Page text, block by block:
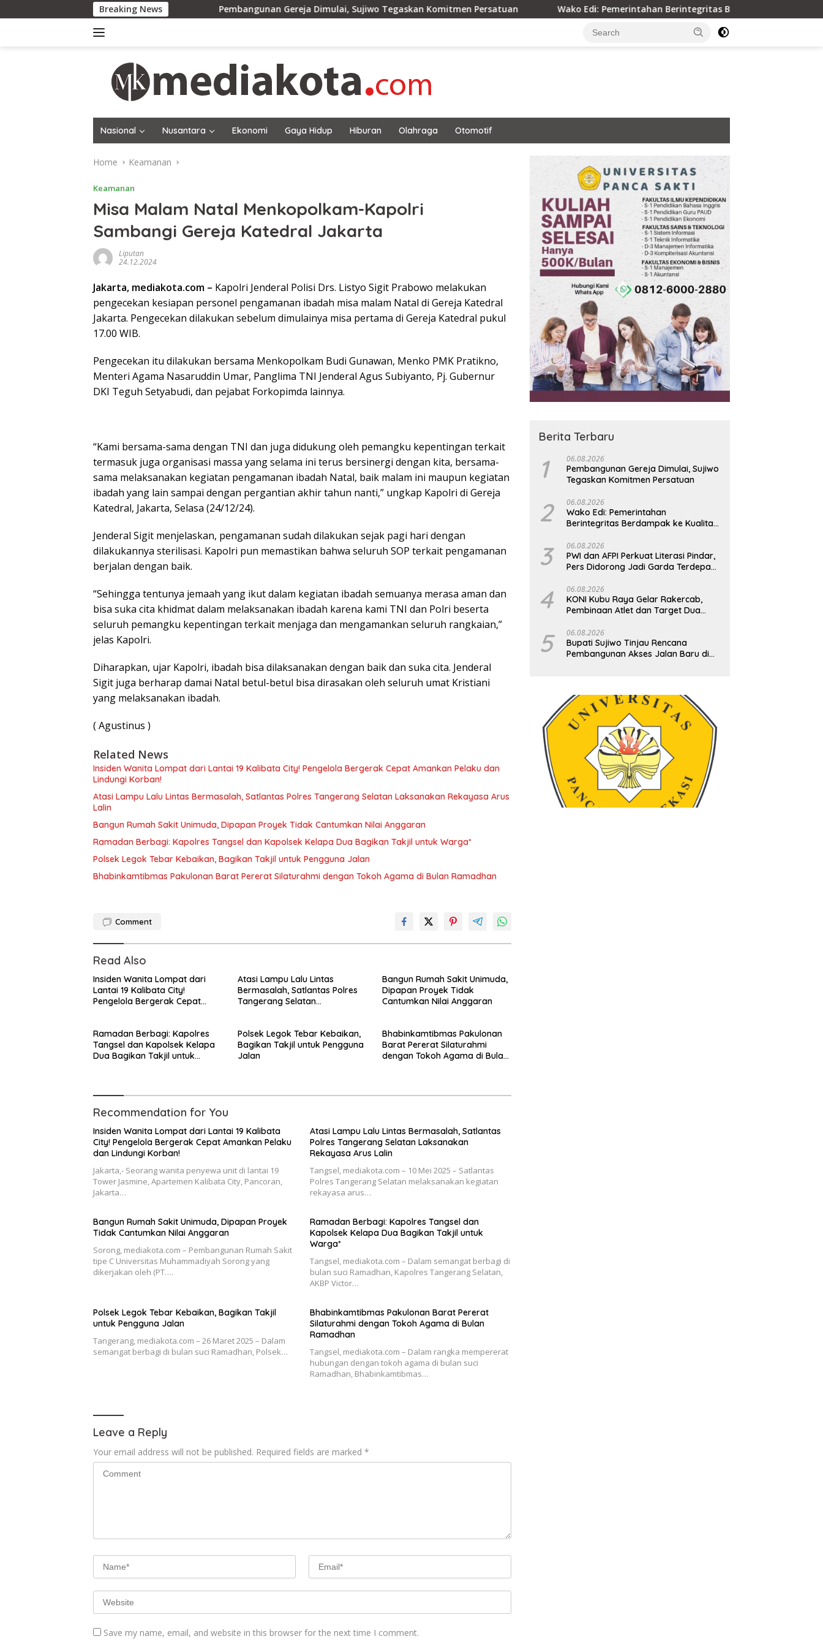
to
Breaking News Pembangunan Gereja Dimulai, Sujiwo Tegaskan Komitmen Persatuan Wako Edi: Pemerintahan Berintegritas Berdampak ke Kualitas Pelayanan
Nasional Nusantara Ekonomi Gaya Hidup Hiburan Olahraga Otomotif
Home Keamanan
Keamanan
Misa Malam Natal Menkopolkam-Kapolri
Sambangi Gereja Katedral Jakarta
Liputan
24.12.2024
Jakarta, mediakota.com – Kapolri Jenderal Polisi Drs. Listyo Sigit Prabowo melakukan
pengecekan kesiapan personel pengamanan ibadah misa malam Natal di Gereja Katedral
Jakarta. Pengecekan dilakukan sebelum dimulainya misa pertama di Gereja Katedral pukul
17.00 WIB.
Pengecekan itu dilakukan bersama Menkopolkam Budi Gunawan, Menko PMK Pratikno,
Menteri Agama Nasaruddin Umar, Panglima TNI Jenderal Agus Subiyanto, Pj. Gubernur
DKI Teguh Setyabudi, dan pejabat Forkopimda lainnya.
“Kami bersama-sama dengan TNI dan juga didukung oleh pemangku kepentingan terkait
termasuk juga organisasi massa yang selama ini terus bersinergi dengan kita, bersama-
sama melaksanakan kegiatan pengamanan ibadah Natal, baik malam ini maupun kegiatan
ibadah yang lain sampai dengan pergantian akhir tahun nanti,” ungkap Kapolri di Gereja
Katedral, Jakarta, Selasa (24/12/24).
Jenderal Sigit menjelaskan, pengamanan sudah dilakukan sejak pagi hari dengan
dilakukannya sterilisasi. Kapolri pun memastikan bahwa seluruh SOP terkait pengamanan
berjalan dengan baik.
“Sehingga tentunya jemaah yang ikut dalam kegiatan ibadah semuanya merasa aman dan
bisa suka cita khidmat dalam melaksanakan ibadah karena kami TNI dan Polri beserta
seluruh pemangku kepentingan terkait menjaga dan mengamankan seluruh rangkaian,”
jelas Kapolri.
Diharapkan, ujar Kapolri, ibadah bisa dilaksanakan dengan baik dan suka cita. Jenderal
Sigit juga berharap damai Natal betul-betul bisa dirasakan oleh seluruh umat Kristiani
yang melaksanakan ibadah.
( Agustinus )
Related News
Insiden Wanita Lompat dari Lantai 19 Kalibata City! Pengelola Bergerak Cepat Amankan Pelaku dan
Lindungi Korban!
Atasi Lampu Lalu Lintas Bermasalah, Satlantas Polres Tangerang Selatan Laksanakan Rekayasa Arus
Lalin
Bangun Rumah Sakit Unimuda, Dipapan Proyek Tidak Cantumkan Nilai Anggaran
Ramadan Berbagi: Kapolres Tangsel dan Kapolsek Kelapa Dua Bagikan Takjil untuk Warga*
Polsek Legok Tebar Kebaikan, Bagikan Takjil untuk Pengguna Jalan
Bhabinkamtibmas Pakulonan Barat Pererat Silaturahmi dengan Tokoh Agama di Bulan Ramadhan
Comment
Read Also
Insiden Wanita Lompat dari
Lantai 19 Kalibata City!
Pengelola Bergerak Cepat
Atasi Lampu Lalu Lintas
Bermasalah, Satlantas Polres
Tangerang Selatan
Bangun Rumah Sakit Unimuda,
Dipapan Proyek Tidak
Cantumkan Nilai Anggaran
Ramadan Berbagi: Kapolres
Tangsel dan Kapolsek Kelapa
Dua Bagikan Takjil untuk
Polsek Legok Tebar Kebaikan,
Bagikan Takjil untuk Pengguna
Jalan
Bhabinkamtibmas Pakulonan
Barat Pererat Silaturahmi
dengan Tokoh Agama di Bulan
Recommendation for You
Insiden Wanita Lompat dari Lantai 19 Kalibata
City! Pengelola Bergerak Cepat Amankan Pelaku
dan Lindungi Korban!
Jakarta,- Seorang wanita penyewa unit di lantai 19
Tower Jasmine, Apartemen Kalibata City, Pancoran,
Jakarta…
Atasi Lampu Lalu Lintas Bermasalah, Satlantas
Polres Tangerang Selatan Laksanakan
Rekayasa Arus Lalin
Tangsel, mediakota.com – 10 Mei 2025 – Satlantas
Polres Tangerang Selatan melaksanakan kegiatan
rekayasa arus…
Bangun Rumah Sakit Unimuda, Dipapan Proyek
Tidak Cantumkan Nilai Anggaran
Sorong, mediakota.com – Pembangunan Rumah Sakit
tipe C Universitas Muhammadiyah Sorong yang
dikerjakan oleh (PT….
Ramadan Berbagi: Kapolres Tangsel dan
Kapolsek Kelapa Dua Bagikan Takjil untuk
Warga*
Tangsel, mediakota.com – Dalam semangat berbagi di
bulan suci Ramadhan, Kapolres Tangerang Selatan,
AKBP Victor…
Polsek Legok Tebar Kebaikan, Bagikan Takjil
untuk Pengguna Jalan
Tangerang, mediakota.com – 26 Maret 2025 – Dalam
semangat berbagi di bulan suci Ramadhan, Polsek…
Bhabinkamtibmas Pakulonan Barat Pererat
Silaturahmi dengan Tokoh Agama di Bulan
Ramadhan
Tangsel, mediakota.com – Dalam rangka mempererat
hubungan dengan tokoh agama di bulan suci
Ramadhan, Bhabinkamtibmas…
Leave a Reply
Your email address will not be published. Required fields are marked *
Save my name, email, and website in this browser for the next time I comment.
Berita Terbaru
1 06.08.2026
Pembangunan Gereja Dimulai, Sujiwo
Tegaskan Komitmen Persatuan
2 06.08.2026
Wako Edi: Pemerintahan
Berintegritas Berdampak ke Kualitas
3 06.08.2026
PWI dan AFPI Perkuat Literasi Pindar,
Pers Didorong Jadi Garda Terdepan
4 06.08.2026
KONI Kubu Raya Gelar Rakercab,
Pembinaan Atlet dan Target Dua
5 06.08.2026
Bupati Sujiwo Tinjau Rencana
Pembangunan Akses Jalan Baru di